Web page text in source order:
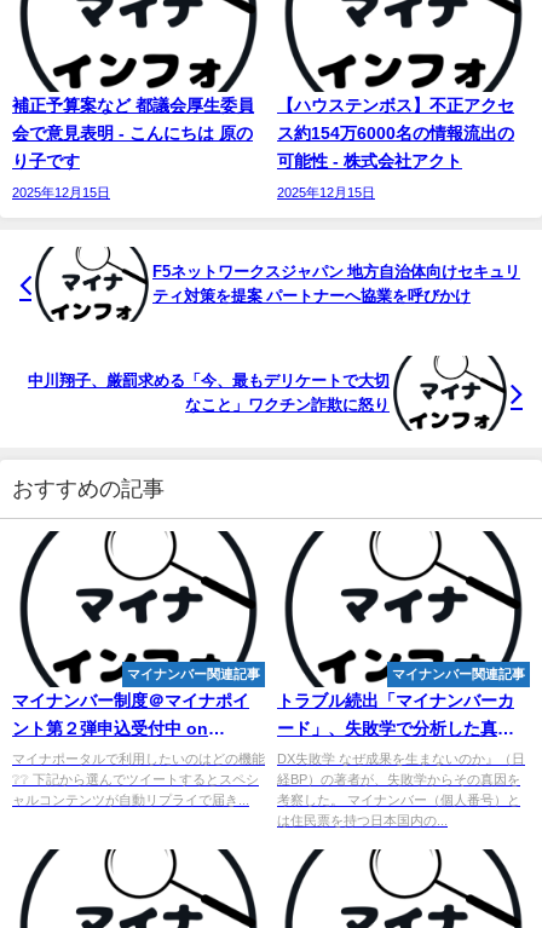
補正予算案など 都議会厚生委員
会で意見表明 - こんにちは 原の
り子です
2025年12月15日
【ハウステンボス】不正アクセ
ス約154万6000名の情報流出の
可能性 - 株式会社アクト
2025年12月15日
F5ネットワークスジャパン 地方自治体向けセキュリ
ティ対策を提案 パートナーへ協業を呼びかけ
中川翔子、厳罰求める「今、最もデリケートで大切
なこと」ワクチン詐欺に怒り
おすすめの記事
マイナンバー関連記事
マイナンバー制度＠マイナポイ
ント第２弾申込受付中 on
Twitter: "マイナポータルで利用
したいのは ...
マイナポータルで利用したいのはどの機能
❔❔ 下記から選んでツイートするとスペシ
ャルコンテンツが自動リプライで届き...
マイナンバー関連記事
トラブル続出「マイナンバーカ
ード」、失敗学で分析した真の
原因 - 日経クロステック
（xTECH）
DX失敗学 なぜ成果を生まないのか』（日
経BP）の著者が、失敗学からその真因を
考察した。 マイナンバー（個人番号）と
は住民票を持つ日本国内の...